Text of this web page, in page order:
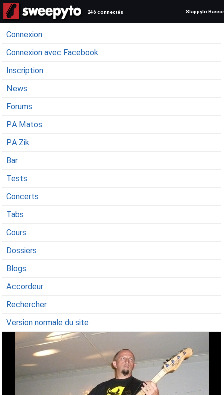
246 connectés Slappyto Basse
Connexion
Connexion avec Facebook
Inscription
News
Forums
P.A.Matos
P.A.Zik
Bar
Tests
Concerts
Tabs
Cours
Dossiers
Blogs
Accordeur
Rechercher
Version normale du site